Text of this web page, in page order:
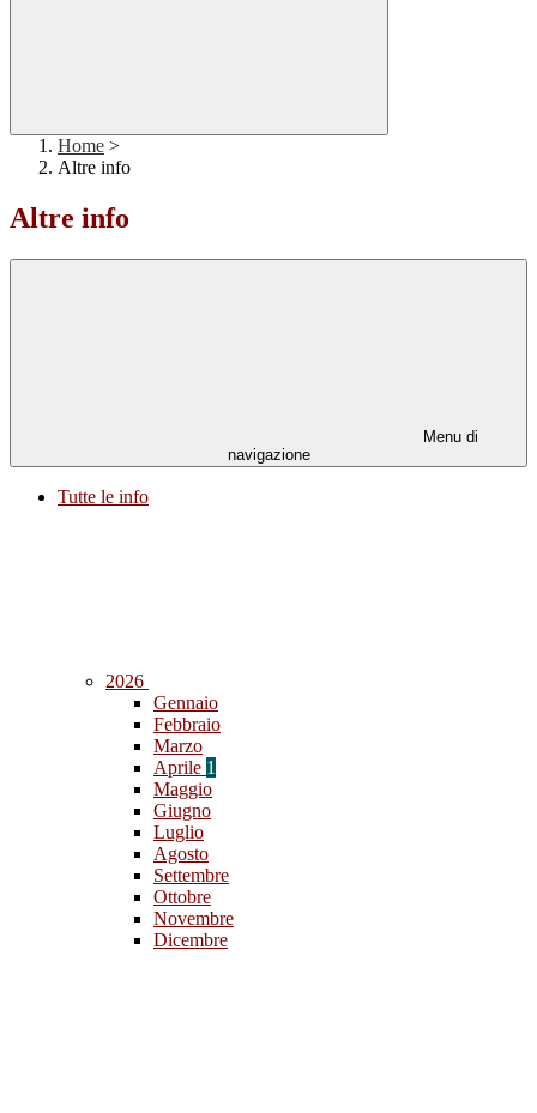
Home >
Altre info
Altre info
Menu di
navigazione
Tutte le info
2026
Gennaio
Febbraio
Marzo
Aprile 1
Maggio
Giugno
Luglio
Agosto
Settembre
Ottobre
Novembre
Dicembre